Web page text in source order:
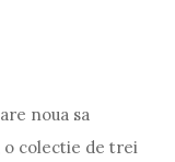
noua sa
colectie de trei